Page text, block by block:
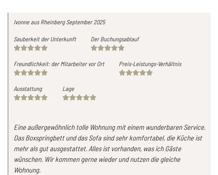
Ivonneaus Rheinberg September 2025
Sauberkeit der Unterkunft Der Buchungsablauf
Freundlichkeit: der Mitarbeiter vor Ort Preis-Leistungs-Verhältnis
Ausstattung Lage
Eine außergewöhnlich tolle Wohnung mit einem wunderbaren Service.
Das Boxspringbett und das Sofa sind sehr komfortabel, die Küche ist
mehr als gut ausgestattet. Alles ist vorhanden, was ich Gäste
wünschen. Wir kommen gerne wieder und nutzen die gleiche
Wohnung.